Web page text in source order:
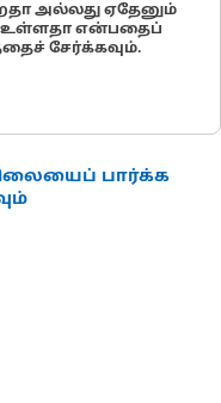
அல்லது ஏதேனும்
உள்ளதா என்பதைப்
சேர்க்கவும்.
பார்க்க